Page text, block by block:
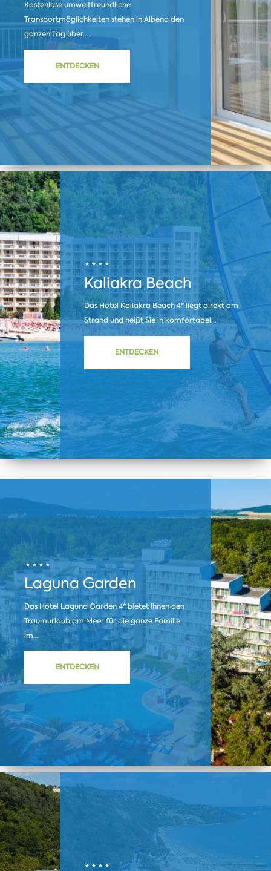
Kostenlose umweltfreundliche
Transportmöglichkeiten stehen in Albena den
ganzen Tag über...
ENTDECKEN
Kaliakra Beach
Das Hotel Kaliakra Beach 4* liegt direkt am
Strand und heißt Sie in komfortabel...
ENTDECKEN
Laguna Garden
Das Hotel Laguna Garden 4* bietet Ihnen den
Traumurlaub am Meer für die ganze Familie
im...
ENTDECKEN